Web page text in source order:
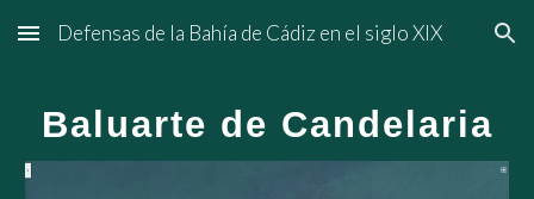
Skip to main content Skip to navigation
Defensas de la Bahía de Cádiz en el siglo XIX
Baluarte de Candelaria